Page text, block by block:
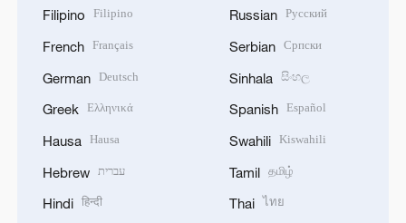
Filipino Filipino
French Français
German Deutsch
Greek Ελληνικά
Hausa Hausa
Hebrew עברית
Hindi हिन्दी
Russian Русский
Serbian Српски
Sinhala සිංහල
Spanish Español
Swahili Kiswahili
Tamil தமிழ்
Thai ไทย